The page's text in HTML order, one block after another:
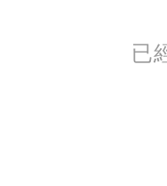
已